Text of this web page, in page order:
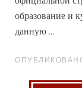
образование и
данную ...